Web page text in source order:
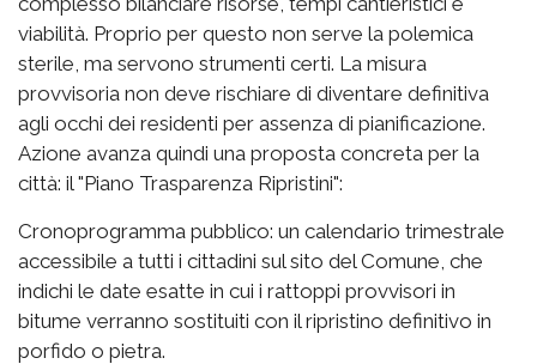
viabilità. Proprio per questo non serve la polemica
sterile, ma servono strumenti certi. La misura
provvisoria non deve rischiare di diventare definitiva
agli occhi dei residenti per assenza di pianificazione.
Azione avanza quindi una proposta concreta per la
città: il "Piano Trasparenza Ripristini":
Cronoprogramma pubblico: un calendario trimestrale
accessibile a tutti i cittadini sul sito del Comune, che
indichi le date esatte in cui i rattoppi provvisori in
bitume verranno sostituiti con il ripristino definitivo in
porfido o pietra.